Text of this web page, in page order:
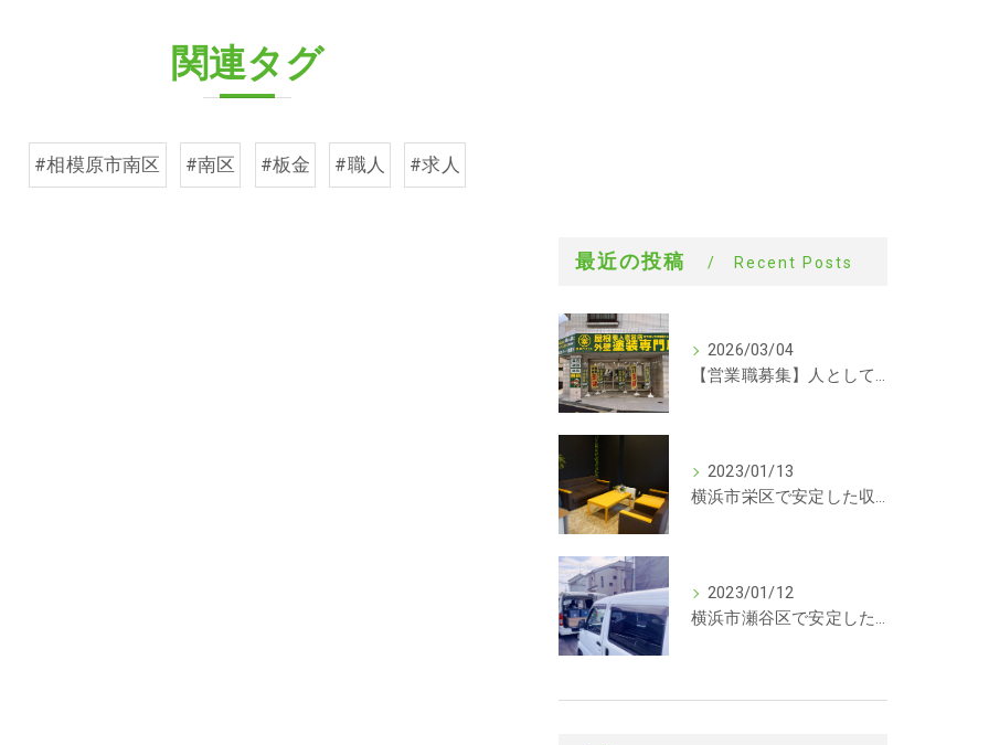
関連タグ
#相模原市南区 #南区 #板金 #職人 #求人
最近の投稿 Recent Posts
2026/03/04
【営業職募集】人として成長できる会社。ラックルームの営業という仕事
2023/01/13
横浜市栄区で安定した収入を探している方、求人募集しています。事務
2023/01/12
横浜市瀬谷区で安定した収入を探している方、求人募集しています。サイディング